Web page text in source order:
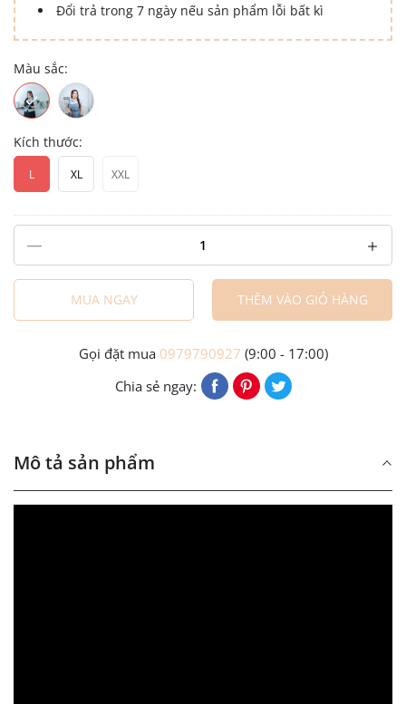
Đổi trả trong 7 ngày nếu sản phẩm lỗi bất kì
Màu sắc:
Kích thước:
L XL XXL
MUA NGAY THÊM VÀO GIỎ HÀNG
Gọi đặt mua 0979790927 (9:00 - 17:00)
Chia sẻ ngay:
Mô tả sản phẩm